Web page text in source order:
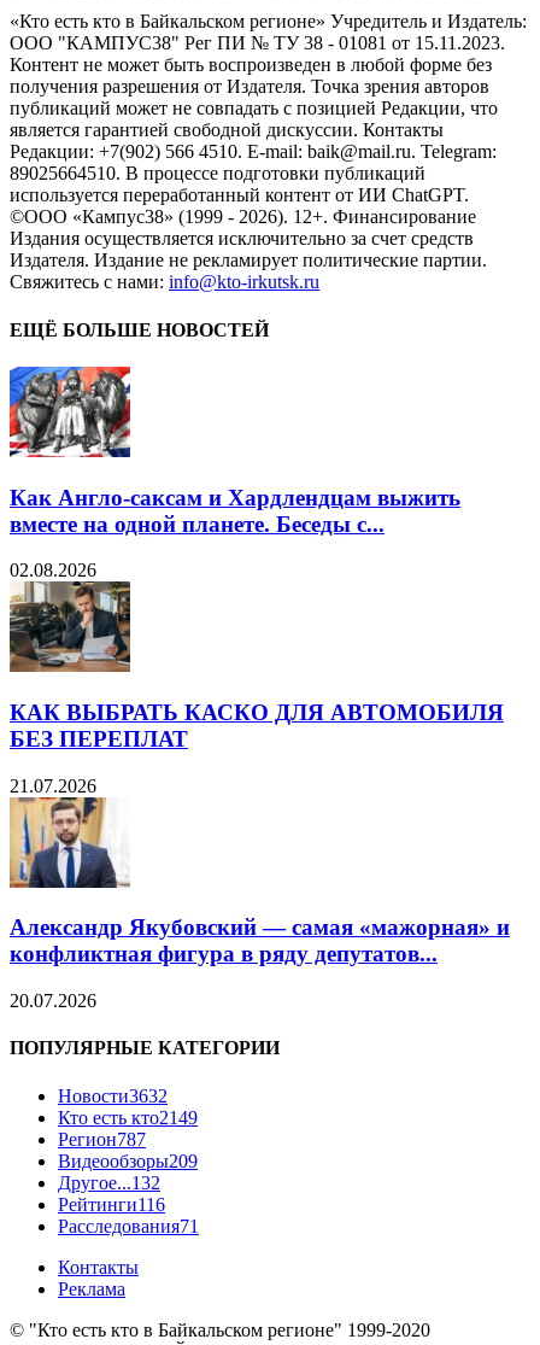
«Кто есть кто в Байкальском регионе» Учредитель и Издатель:
ООО "КАМПУС38" Рег ПИ № ТУ 38 - 01081 от 15.11.2023.
Контент не может быть воспроизведен в любой форме без
получения разрешения от Издателя. Точка зрения авторов
публикаций может не совпадать с позицией Редакции, что
является гарантией свободной дискуссии. Контакты
Редакции: +7(902) 566 4510. E-mail: baik@mail.ru. Telegram:
89025664510. В процессе подготовки публикаций
используется переработанный контент от ИИ ChatGPT.
©ООО «Кампус38» (1999 - 2026). 12+. Финансирование
Издания осуществляется исключительно за счет средств
Издателя. Издание не рекламирует политические партии.
Свяжитесь с нами: info@kto-irkutsk.ru
ЕЩЁ БОЛЬШЕ НОВОСТЕЙ
Как Англо-саксам и Хардлендцам выжить
вместе на одной планете. Беседы с...
02.08.2026
КАК ВЫБРАТЬ КАСКО ДЛЯ АВТОМОБИЛЯ
БЕЗ ПЕРЕПЛАТ
21.07.2026
Александр Якубовский — самая «мажорная» и
конфликтная фигура в ряду депутатов...
20.07.2026
ПОПУЛЯРНЫЕ КАТЕГОРИИ
Новости3632
Кто есть кто2149
Регион787
Видеообзоры209
Другое...132
Рейтинги116
Расследования71
Контакты
Реклама
© "Кто есть кто в Байкальском регионе" 1999-2020